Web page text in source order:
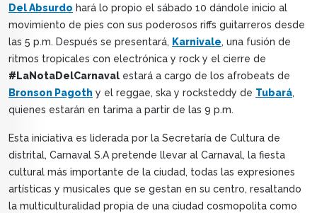
Del Absurdo hará lo propio el sábado 10 dándole inicio al
movimiento de pies con sus poderosos riffs guitarreros desde
las 5 p.m. Después se presentará, Karnivale, una fusión de
ritmos tropicales con electrónica y rock y el cierre de
#LaNotaDelCarnaval estará a cargo de los afrobeats de
Bronson Pagoth y el reggae, ska y rocksteddy de Tubará,
quienes estarán en tarima a partir de las 9 p.m.
Esta iniciativa es liderada por la Secretaría de Cultura de
distrital, Carnaval S.A pretende llevar al Carnaval, la fiesta
cultural más importante de la ciudad, todas las expresiones
artísticas y musicales que se gestan en su centro, resaltando
la multiculturalidad propia de una ciudad cosmopolita como